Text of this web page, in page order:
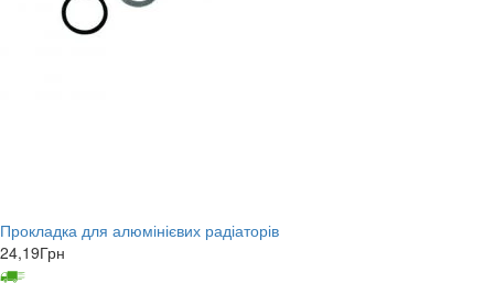
Прокладка для алюмінієвих радіаторів
24,19Грн